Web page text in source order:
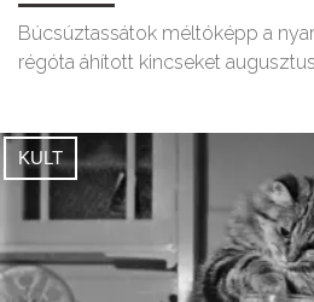
Búcsúztassátok méltóképp a
régóta áhított kincseket
KULT